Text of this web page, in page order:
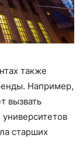
также
Например,
вызвать
старших